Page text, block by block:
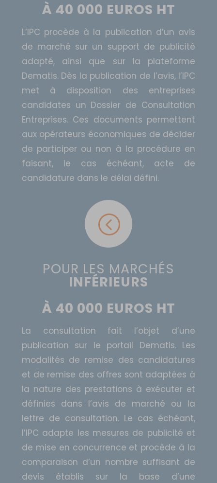
À 40 000 EUROS HT
L’IPC procède à la publication d’un avis
de marché sur un support de publicité
adapté, ainsi que sur la plateforme
Dematis. Dès la publication de l’avis, l’IPC
met à disposition des entreprises
candidates un Dossier de Consultation
Entreprises. Ces documents permettent
aux opérateurs économiques de décider
de participer ou non à la procédure en
faisant, le cas échéant, acte de
candidature dans le délai défini.
<
POUR LES MARCHÉS
INFÉRIEURS
À 40 000 EUROS HT
La consultation fait l’objet d’une
publication sur le portail Dematis. Les
modalités de remise des candidatures
et de remise des offres sont adaptées à
la nature des prestations à exécuter et
définies dans l’avis de marché ou la
lettre de consultation. Le cas échéant,
l’IPC adapte les mesures de publicité et
de mise en concurrence et procède à la
comparaison d’un nombre suffisant de
devis établis sur la base d’une